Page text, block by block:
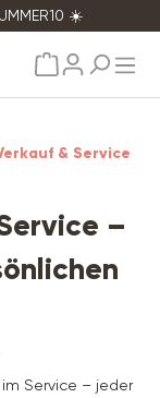
☀️
& Service
–
Service – jeder